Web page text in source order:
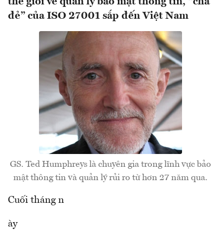
đẻ” của ISO 27001 sắp đến Việt Nam
GS. Ted Humphreys là chuyên gia trong lĩnh vực bảo
mật thông tin và quản lý rủi ro từ hơn 27 năm qua.
Cuối tháng n
ày